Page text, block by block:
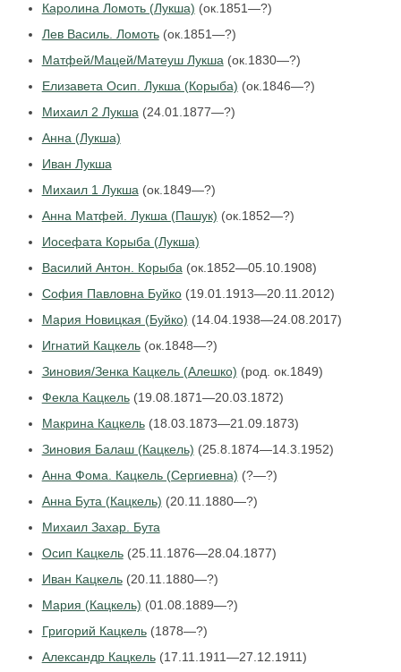
Каролина Ломоть (Лукша) (ок.1851—?)
Лев Василь. Ломоть(ок.1851—?)
Матфей/Мацей/Матеуш Лукша(ок.1830—?)
Елизавета Осип. Лукша (Корыба) (ок.1846—?)
Михаил 2 Лукша(24.01.1877—?)
Анна (Лукша)
Иван Лукша
Михаил 1 Лукша(ок.1849—?)
Анна Матфей. Лукша (Пашук) (ок.1852—?)
Иосефата Корыба (Лукша)
Василий Антон. Корыба(ок.1852—05.10.1908)
София Павловна Буйко(19.01.1913—20.11.2012)
Мария Новицкая (Буйко) (14.04.1938—24.08.2017)
Игнатий Кацкель(ок.1848—?)
Зиновия/Зенка Кацкель (Алешко) (род. ок.1849)
Фекла Кацкель(19.08.1871—20.03.1872)
Макрина Кацкель(18.03.1873—21.09.1873)
Зиновия Балаш (Кацкель) (25.8.1874—14.3.1952)
Анна Фома. Кацкель (Сергиевна) (?—?)
Анна Бута (Кацкель) (20.11.1880—?)
Михаил Захар. Бута
Осип Кацкель(25.11.1876—28.04.1877)
Иван Кацкель(20.11.1880—?)
Мария (Кацкель) (01.08.1889—?)
Григорий Кацкель(1878—?)
Александр Кацкель(17.11.1911—27.12.1911)